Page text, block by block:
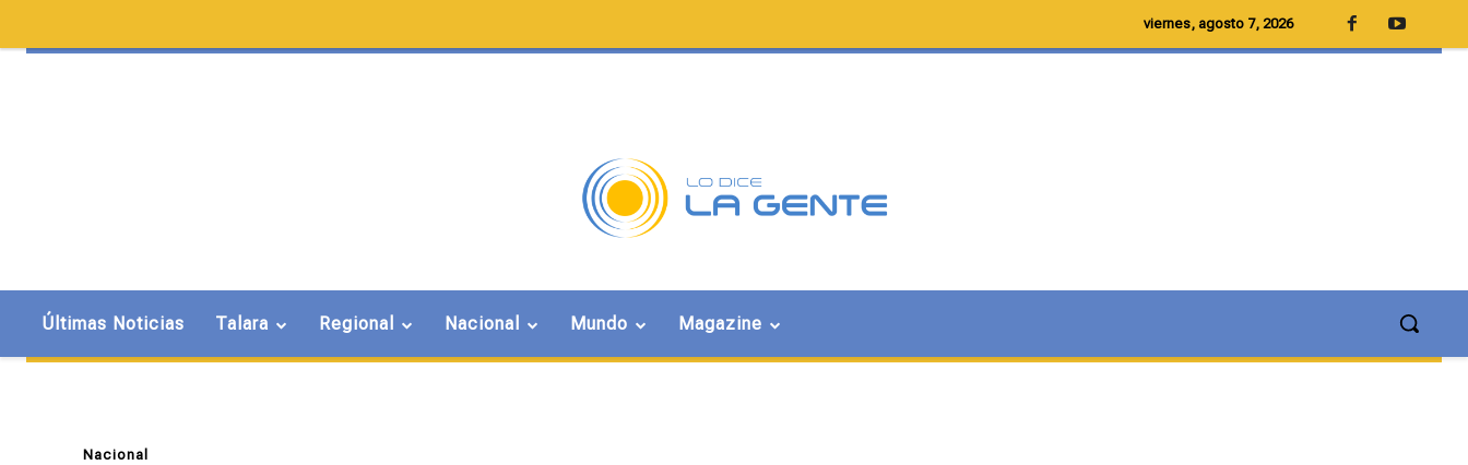
viernes, agosto 7, 2026
Últimas Noticias Talara Regional Nacional Mundo Magazine
Nacional